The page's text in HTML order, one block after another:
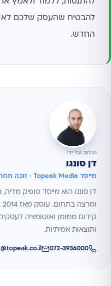
להבטיח שהעסק שלכם לא
החדש.
נכתב על ידי
דן סונגו
מייסד Topeak Media · זוכה תחרות TOP SEO ישראל 2022
דן סונגו הוא מייסד טופיק
קידום ממומן ואוטומציה
ותוצאות אמיתיות.
072-3936000